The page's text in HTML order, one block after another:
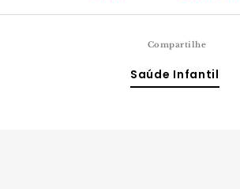
Compartilhe
Saúde Infantil